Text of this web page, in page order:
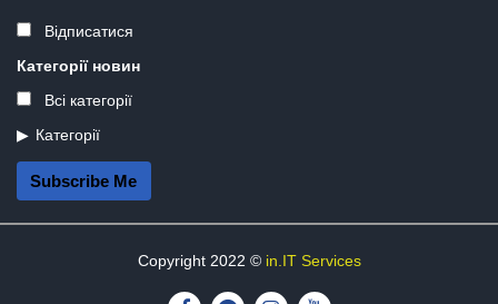
Відписатися
Категорії новин
Всі категорії
Категорії
Subscribe Me
Copyright 2022 © in.IT Services